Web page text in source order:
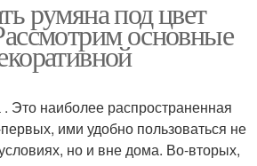
румяна под цвет
основные
Это наиболее распространенная
ими удобно пользоваться не
но и вне дома. Во-вторых,